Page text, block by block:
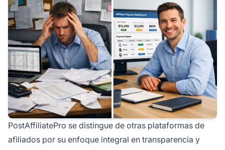
PostAffiliatePro se distingue de otras plataformas de
afiliados por su enfoque integral en transparencia y